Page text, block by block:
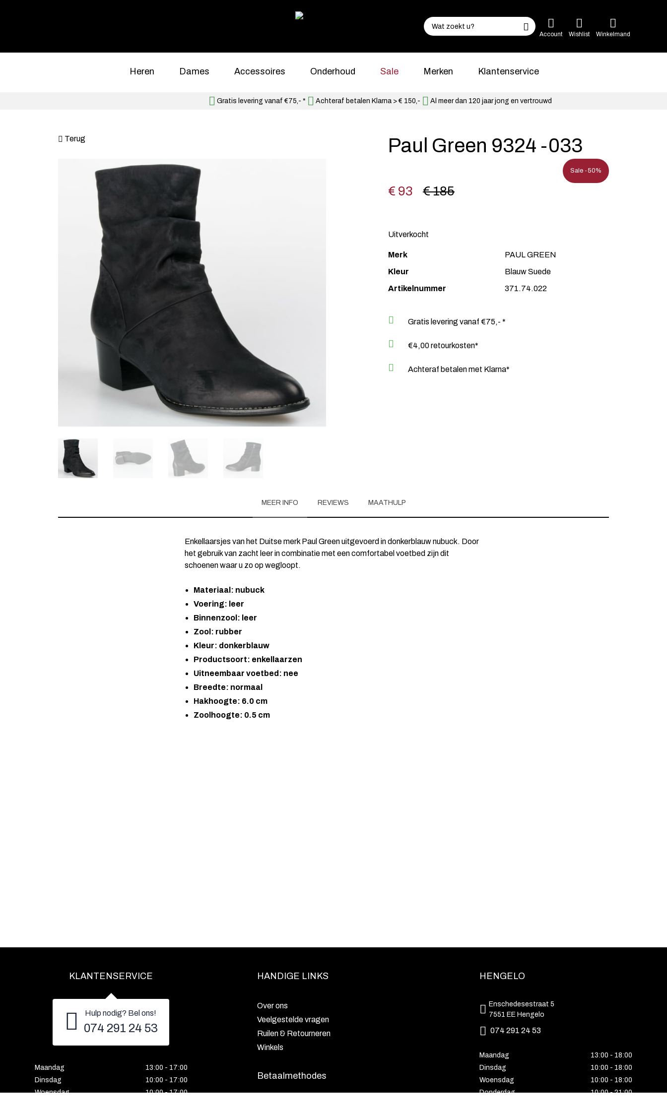
Account Wishlist Winkelmand
Heren Dames Accessoires Onderhoud Sale Merken Klantenservice
Gratis levering vanaf €75,- * Achteraf betalen Klarna > € 150,- Al meer dan 120 jaar jong en vertrouwd
Terug Paul Green 9324 -033
Sale -50%
€ 185
€ 93
Uitverkocht
Merk
PAUL GREEN
Kleur
Blauw Suede
Artikelnummer
371.74.022
Gratis levering vanaf €75,- *
€4,00 retourkosten*
Achteraf betalen met Klarna*
MEER INFO REVIEWS MAATHULP
Enkellaarsjes van het Duitse merk Paul Green uitgevoerd in donkerblauw nubuck. Door
het gebruik van zacht leer in combinatie met een comfortabel voetbed zijn dit
schoenen waar u zo op wegloopt.
Materiaal: nubuck
Voering: leer
Binnenzool: leer
Zool: rubber
Kleur: donkerblauw
Productsoort: enkellaarzen
Uitneembaar voetbed: nee
Breedte: normaal
Hakhoogte: 6.0 cm
Zoolhoogte: 0.5 cm
KLANTENSERVICE
Hulp nodig? Bel ons!
074 291 24 53
Maandag
13:00 - 17:00
Dinsdag
10:00 - 17:00
Woensdag
10:00 - 17:00
HANDIGE LINKS
Over ons
Veelgestelde vragen
Ruilen & Retourneren
Winkels
Betaalmethodes
HENGELO
Enschedesestraat 5
7551 EE Hengelo
074 291 24 53
Maandag
13:00 - 18:00
Dinsdag
10:00 - 18:00
Woensdag
10:00 - 18:00
Donderdag
10:00 - 21:00